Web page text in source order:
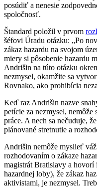
posúdiť a nenesie
spoločnosť.
Štandard položil v prvom
šéfovi Úradu otázku: „Po
zákaz hazardu na svojom
miery si pôsobenie hazardu
Andrišin na túto otázku
nezmysel, okamžite sa
Rovnako, ako prohibícia
Keď raz Andrišin nazve
petície za nezmysel,
práce. A nech sa nečuduje,
plánované stretnutie a
Andrišin nemôže myslieť
rozhodovaním o zákaze
magistrát Bratislavy a hovorí
hazardnej loby), že zákaz
aktivistami, je nezmysel.